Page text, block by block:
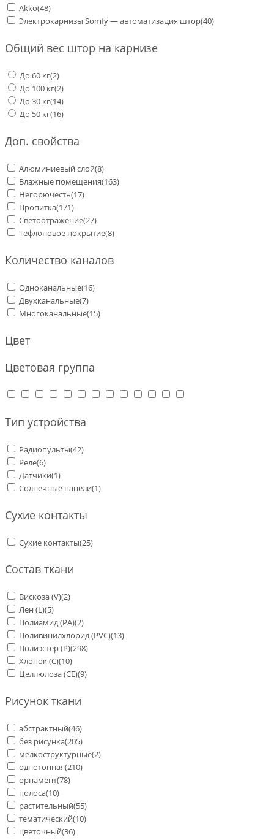
Akko(48)
Электрокарнизы Somfy — автоматизация штор(40)
Общий вес штор на карнизе
До 60 кг(2)
До 100 кг(2)
До 30 кг(14)
До 50 кг(16)
Доп. свойства
Алюминиевый слой(8)
Влажные помещения(163)
Негорючесть(17)
Пропитка(171)
Светоотражение(27)
Тефлоновое покрытие(8)
Количество каналов
Одноканальные(16)
Двухканальные(7)
Многоканальные(15)
Цвет
Цветовая группа
Тип устройства
Радиопульты(42)
Реле(6)
Датчики(1)
Солнечные панели(1)
Сухие контакты
Сухие контакты(25)
Состав ткани
Вискоза (V)(2)
Лен (L)(5)
Полиамид (PA)(2)
Поливинилхлорид (PVC)(13)
Полиэстер (Р)(298)
Хлопок (С)(10)
Целлюлоза (CE)(9)
Рисунок ткани
абстрактный(46)
без рисунка(205)
мелкоструктурные(2)
однотонная(210)
орнамент(78)
полоса(10)
растительный(55)
тематический(10)
цветочный(36)